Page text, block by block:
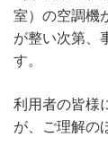
室）の空調機
が整い次第、
す。
利用者の皆様
が、ご理解の